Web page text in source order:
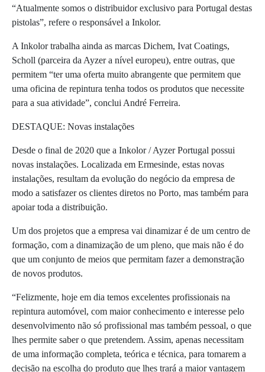
“Atualmente somos o distribuidor exclusivo para Portugal destas
pistolas”, refere o responsável a Inkolor.
A Inkolor trabalha ainda as marcas Dichem, Ivat Coatings,
Scholl (parceira da Ayzer a nível europeu), entre outras, que
permitem “ter uma oferta muito abrangente que permitem que
uma oficina de repintura tenha todos os produtos que necessite
para a sua atividade”, conclui André Ferreira.
DESTAQUE: Novas instalações
Desde o final de 2020 que a Inkolor / Ayzer Portugal possui
novas instalações. Localizada em Ermesinde, estas novas
instalações, resultam da evolução do negócio da empresa de
modo a satisfazer os clientes diretos no Porto, mas também para
apoiar toda a distribuição.
Um dos projetos que a empresa vai dinamizar é de um centro de
formação, com a dinamização de um pleno, que mais não é do
que um conjunto de meios que permitam fazer a demonstração
de novos produtos.
“Felizmente, hoje em dia temos excelentes profissionais na
repintura automóvel, com maior conhecimento e interesse pelo
desenvolvimento não só profissional mas também pessoal, o que
lhes permite saber o que pretendem. Assim, apenas necessitam
de uma informação completa, teórica e técnica, para tomarem a
decisão na escolha do produto que lhes trará a maior vantagem